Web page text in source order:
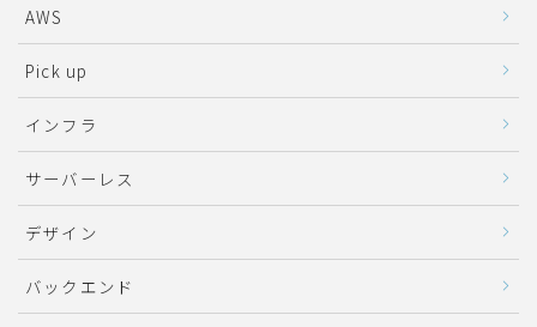
AWS
Pick up
インフラ
サーバーレス
デザイン
バックエンド